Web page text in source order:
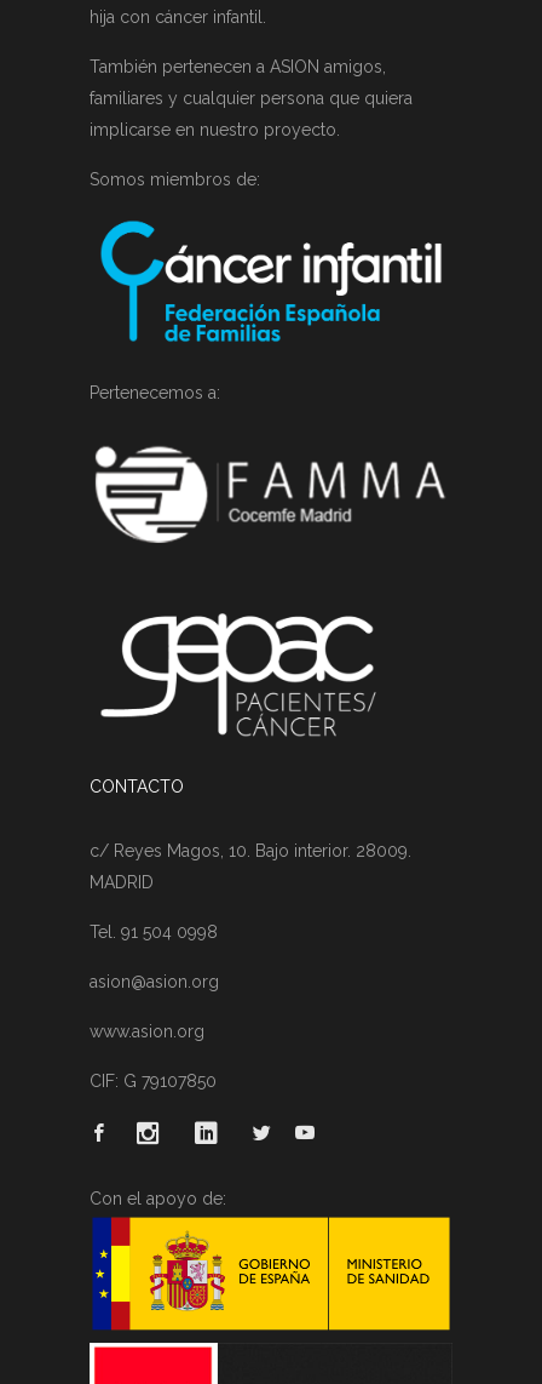
hija con cáncer infantil.
También pertenecen a ASION amigos,
familiares y cualquier persona que quiera
implicarse en nuestro proyecto.
Somos miembros de:
Pertenecemos a:
CONTACTO
c/ Reyes Magos, 10. Bajo interior. 28009.
MADRID
Tel. 91 504 0998
asion@asion.org
www.asion.org
CIF: G 79107850
Con el apoyo de: